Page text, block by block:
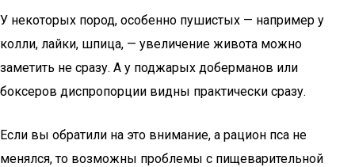
У некоторых пород, особенно пушистых — например у
колли, лайки, шпица, — увеличение живота можно
заметить не сразу. А у поджарых доберманов или
боксеров диспропорции видны практически сразу.
Если вы обратили на это внимание, а рацион пса не
менялся, то возможны проблемы с пищеварительной